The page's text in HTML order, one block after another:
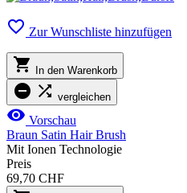
 Zur Wunschliste hinzufügen
 In den Warenkorb
  vergleichen
 Vorschau
Braun Satin Hair Brush
Mit Ionen Technologie
Preis
69,70 CHF